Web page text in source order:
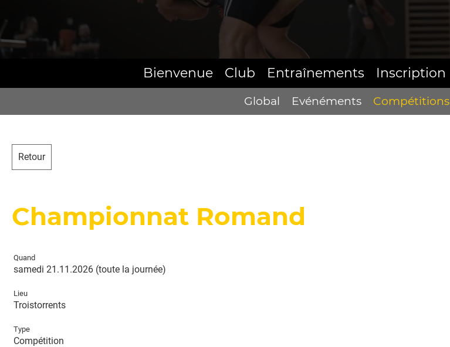
Bienvenue Club Entraînements Inscription
Global Evénéments Compétitions
Retour
Championnat Romand
Quand
samedi 21.11.2026 (toute la journée)
Lieu
Troistorrents
Type
Compétition